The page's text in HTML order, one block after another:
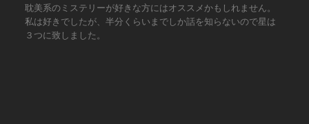
耽美系のミステリーが好きな方にはオススメかもしれません。
私は好きでしたが、半分くらいまでしか話を知らないので星は
３つに致しました。